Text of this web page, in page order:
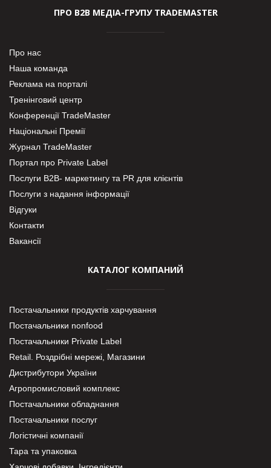
ПРО В2В МЕДІА-ГРУПУ TRADEMASTER
Про нас
Наша команда
Реклама на порталі
Тренінговий центр
Конференції TradeMaster
Національні Премії
Журнал TradeMaster
Портал про Private Label
Послуги В2В- маркетингу та PR для клієнтів
Послуги з надання інформації
Відгуки
Контакти
Вакансії
КАТАЛОГ КОМПАНИЙ
Постачальники продуктів харчування
Постачальники nonfood
Постачальники Private Label
Retail. Роздрібні мережі, Магазини
Дистрибутори України
Агропромисловий комплекс
Постачальники обладнання
Постачальники послуг
Логістичні компанії
Тара та упаковка